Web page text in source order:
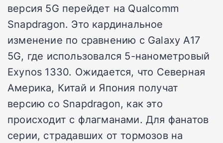
версия 5G перейдет на Qualcomm
Snapdragon. Это кардинальное
изменение по сравнению с Galaxy A17
5G, где использовался 5-нанометровый
Exynos 1330. Ожидается, что Северная
Америка, Китай и Япония получат
версию со Snapdragon, как это
происходит с флагманами. Для фанатов
серии, страдавших от тормозов на